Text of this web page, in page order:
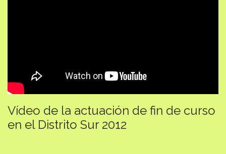
Vídeo de la actuación de fin de curso
en el Distrito Sur 2012